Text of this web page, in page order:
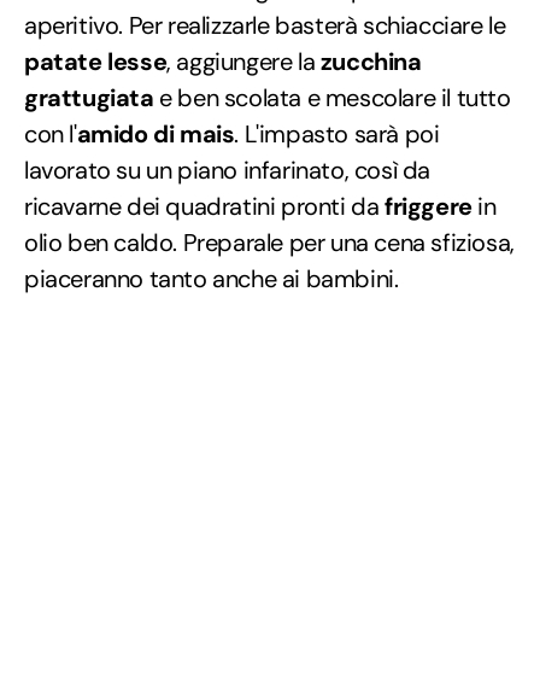
aperitivo. Per realizzarle basterà schiacciare le
patate lesse, aggiungere lazucchina
grattugiata e ben scolata e mescolare il tutto
con l'amido di mais. L'impasto sarà poi
lavorato su un piano infarinato, così da
ricavarne dei quadratini pronti dafriggerein
olio ben caldo. Preparale per una cena sfiziosa,
piaceranno tanto anche ai bambini.